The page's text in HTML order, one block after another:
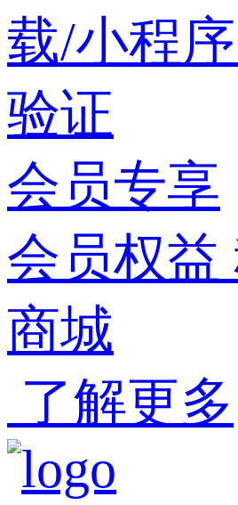
载/小程序
验证
会员专享
会员权益
商城
了解更多